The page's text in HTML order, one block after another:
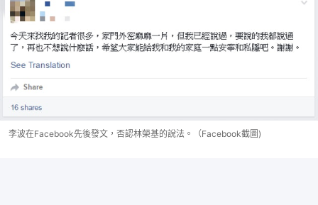
李波在Facebook先後發文，否認林榮基的說法。（Facebook截圖)